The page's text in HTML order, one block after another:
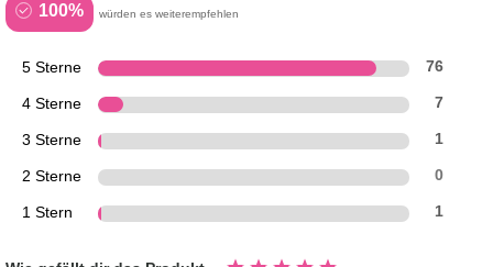
100% würden es weiterempfehlen
5 Sterne 76
4 Sterne 7
3 Sterne 1
2 Sterne 0
1 Stern 1